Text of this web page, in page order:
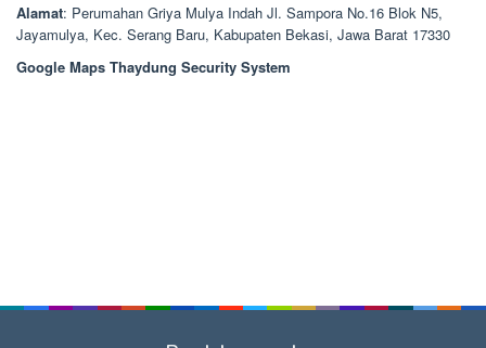
Alamat: Perumahan Griya Mulya Indah Jl. Sampora No.16 Blok N5,
Jayamulya, Kec. Serang Baru, Kabupaten Bekasi, Jawa Barat 17330
Google Maps Thaydung Security System